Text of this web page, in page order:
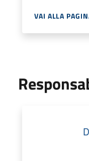
VAI ALLA